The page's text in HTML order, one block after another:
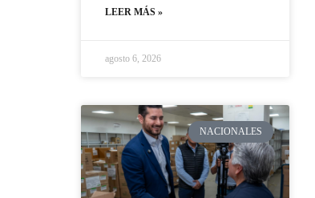
LEER MÁS »
agosto 6, 2026
NACIONALES